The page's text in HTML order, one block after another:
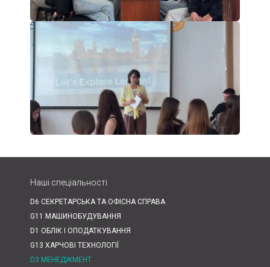
Наші спеціальності
D6 СЕКРЕТАРСЬКА ТА ОФІСНА СПРАВА
G11 МАШИНОБУДУВАННЯ
D1 ОБЛІК І ОПОДАТКУВАННЯ
G13 ХАРЧОВІ ТЕХНОЛОГІЇ
D3 МЕНЕДЖМЕНТ